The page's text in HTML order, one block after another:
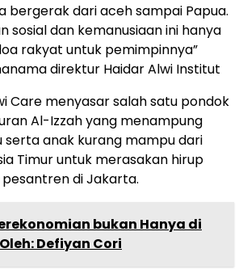
bergerak dari aceh sampai Papua.
sosial dan kemanusiaan ini hanya
rakyat untuk pemimpinnya”
direktur Haidar Alwi Institut
Care menyasar salah satu pondok
Al-Izzah yang menampung
serta anak kurang mampu dari
Timur untuk merasakan hirup
di Jakarta.
bukan Hanya di
Defiyan Cori